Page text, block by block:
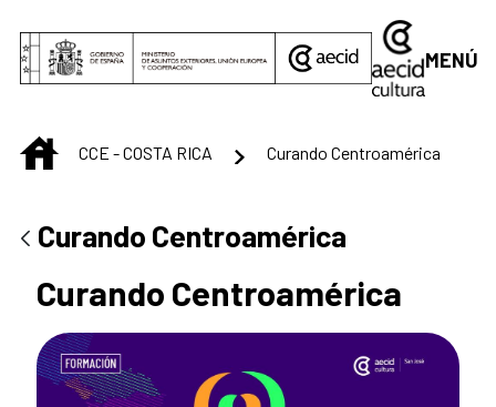
MENÚ
INICIO
CCE - COSTA RICA Curando Centroamérica
Curando Centroamérica
Curando Centroamérica